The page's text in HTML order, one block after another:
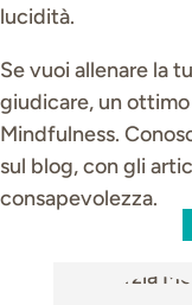
lucidità.
Se vuoi allenare la
giudicare, un
Mindfulness.
sul blog, con gli
consapevolezza.